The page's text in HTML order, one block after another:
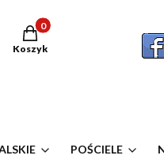
Produkty w koszyku: 0.
Koszyk
POŚCIELE